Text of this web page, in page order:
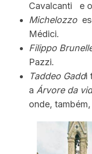
Cavalcanti e
Michelozzo
Médici.
Filippo
Pazzi.
Taddeo Gaddi
a Árvore da
onde,